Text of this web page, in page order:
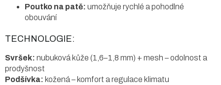
Poutko na patě: umožňuje rychlé a pohodlné
obouvání
TECHNOLOGIE:
Svršek: nubuková kůže (1,6–1,8 mm) + mesh – odolnost a
prodyšnost
Podšívka: kožená – komfort a regulace klimatu